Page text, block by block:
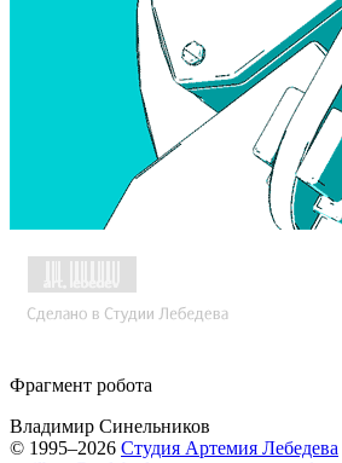
Фрагмент робота
Владимир Синельников
© 1995–2026 Студия Артемия Лебедева